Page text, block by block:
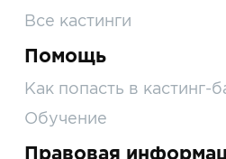
Все кастинги
Помощь
Как попасть в кастинг-
Обучение
Правовая